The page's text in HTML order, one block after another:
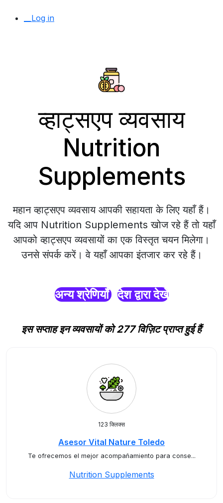
__Log in
व्हाट्सएप व्यवसाय
Nutrition
Supplements
महान व्हाट्सएप व्यवसाय आपकी सहायता के लिए यहाँ हैं।
यदि आप Nutrition Supplements खोज रहे हैं तो यहाँ
आपको व्हाट्सएप व्यवसायों का एक विस्तृत चयन मिलेगा।
उनसे संपर्क करें। वे यहाँ आपका इंतजार कर रहे हैं।
अन्य श्रेणियाँ देश द्वारा देखें
इस सप्ताह इन व्यवसायों को 277 विज़िट प्राप्त हुई हैं
123 क्लिक्स
Asesor Vital Nature Toledo
Te ofrecemos el mejor acompañamiento para conse...
Nutrition Supplements